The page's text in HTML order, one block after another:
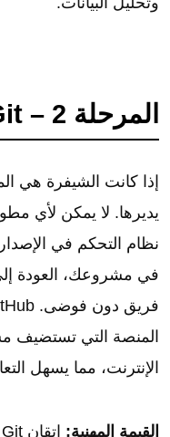
المرحلة 2 – Git و GitHub
نظام التحكم في
في مشروعك، العودة
الإنترنت، مما يسهل
القيمة المهنية: